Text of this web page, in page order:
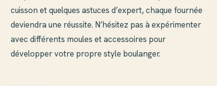
cuisson et quelques astuces d’expert, chaque fournée
deviendra une réussite. N’hésitez pas à expérimenter
avec différents moules et accessoires pour
développer votre propre style boulanger.